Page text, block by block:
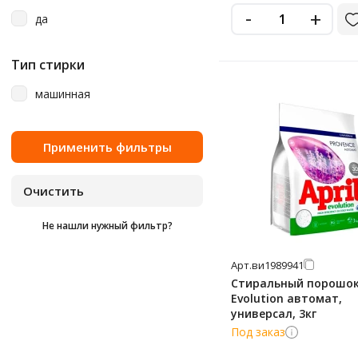
да
Тип стирки
машинная
Не нашли нужный фильтр?
- +
Арт.ви1989941
Стиральный
Evolution автомат,
универсал, 3кг
Под заказ